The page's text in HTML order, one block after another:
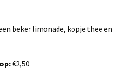
beker limonade, kopje thee en
€2,50